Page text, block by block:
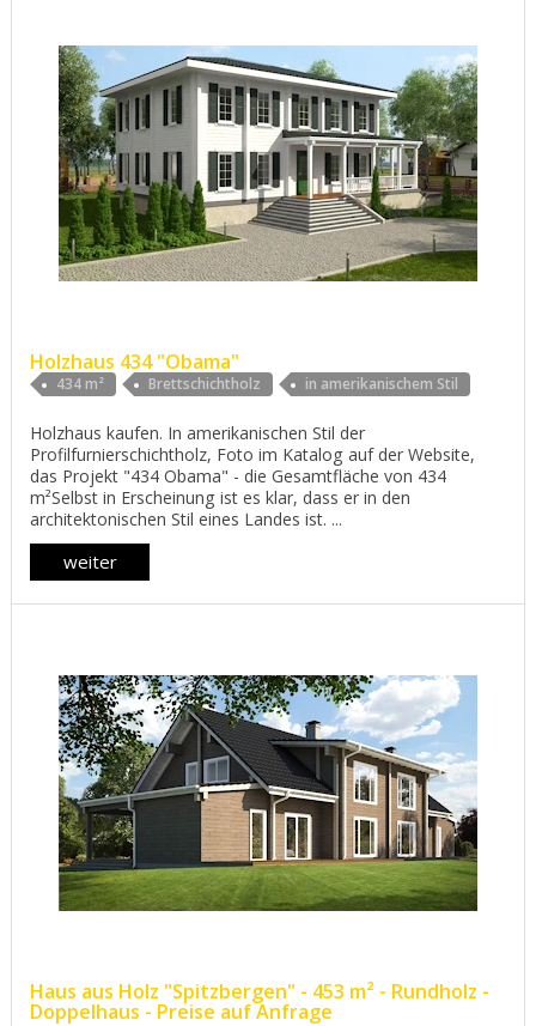
Holzhaus 434 "Obama"
434 m² Brettschichtholz in amerikanischem Stil
Holzhaus kaufen. In amerikanischen Stil der
Profilfurnierschichtholz, Foto im Katalog auf der Website,
das Projekt "434 Obama" - die Gesamtfläche von 434
m²Selbst in Erscheinung ist es klar, dass er in den
architektonischen Stil eines Landes ist. ...
weiter
Haus aus Holz "Spitzbergen" - 453 m² - Rundholz -
Doppelhaus - Preise auf Anfrage